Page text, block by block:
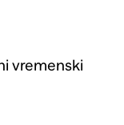
vremenski